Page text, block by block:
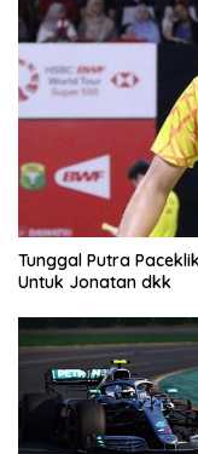
Tunggal Putra
Untuk Jonatan dkk